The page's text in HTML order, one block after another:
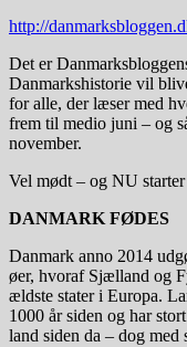
http://
Det er
Danmarkshistorie vil
for alle, der læser med
frem til medio juni – og
november.
Vel mødt – og NU
DANMARK FØDES
Danmark anno 2014
øer, hvoraf Sjælland og
ældste stater i Europa.
1000 år siden og har
land siden da – dog med